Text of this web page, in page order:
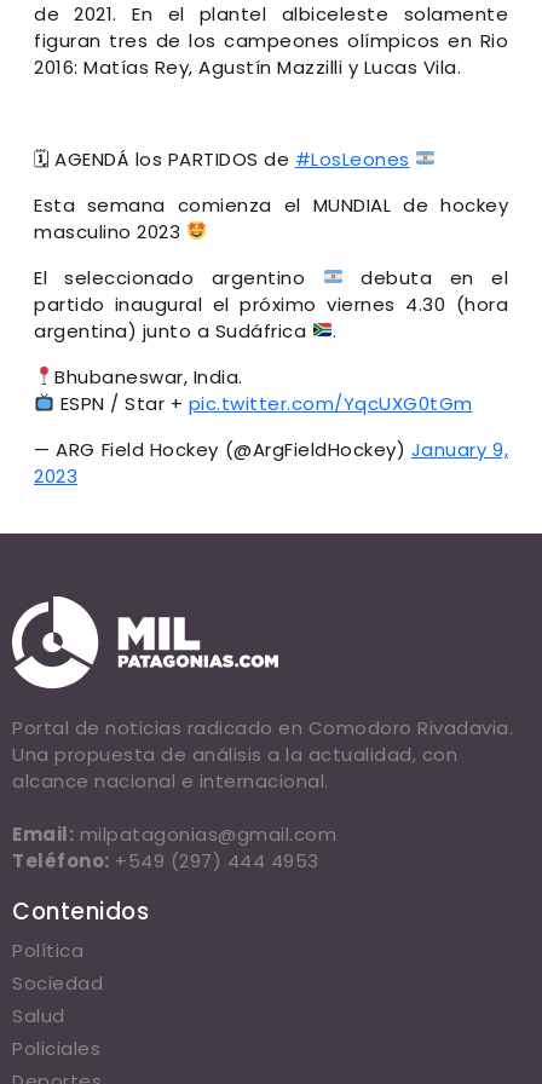
de 2021. En el plantel albiceleste solamente
figuran tres de los campeones olímpicos en Rio
2016: Matías Rey, Agustín Mazzilli y Lucas Vila.
🗓 AGENDÁ los PARTIDOS de #LosLeones
Esta semana comienza el MUNDIAL de hockey
masculino 2023
El seleccionado argentino
debuta en el
partido inaugural el próximo viernes 4.30 (hora
argentina) junto a Sudáfrica
.
Bhubaneswar, India.
ESPN / Star + pic.twitter.com/YqcUXG0tGm
— ARG Field Hockey (@ArgFieldHockey) January 9,
2023
Portal de noticias radicado en Comodoro Rivadavia.
Una propuesta de análisis a la actualidad, con
alcance nacional e internacional.
Email: milpatagonias@gmail.com
Teléfono: +549 (297) 444 4953
Contenidos
Política
Sociedad
Salud
Policiales